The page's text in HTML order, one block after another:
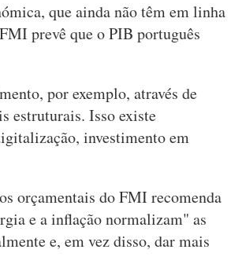
que ainda não têm em linha
prevê que o PIB português
por exemplo, através de
estruturais. Isso existe
investimento em
orçamentais do FMI recomenda
e a inflação normalizam" as
e, em vez disso, dar mais